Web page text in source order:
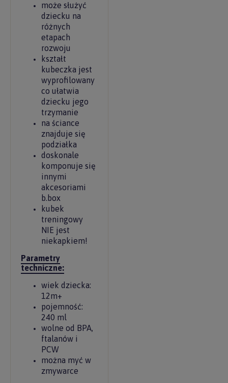
może służyć
dziecku na
różnych
etapach
rozwoju
kształt
kubeczka jest
wyprofilowany
co ułatwia
dziecku jego
trzymanie
na ściance
znajduje się
podziałka
doskonale
komponuje się
innymi
akcesoriami
b.box
kubek
treningowy
NIE jest
niekapkiem!
Parametry
techniczne:
wiek dziecka:
12m+
pojemność:
240 ml
wolne od BPA,
ftalanów i
PCW
można myć w
zmywarce